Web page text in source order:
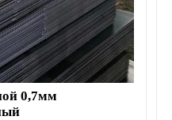
0,7мм